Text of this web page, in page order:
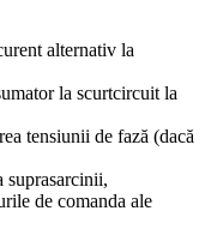
alternativ la
la scurtcircuit la
tensiunii de fază (dacă
suprasarcinii,
de comanda ale